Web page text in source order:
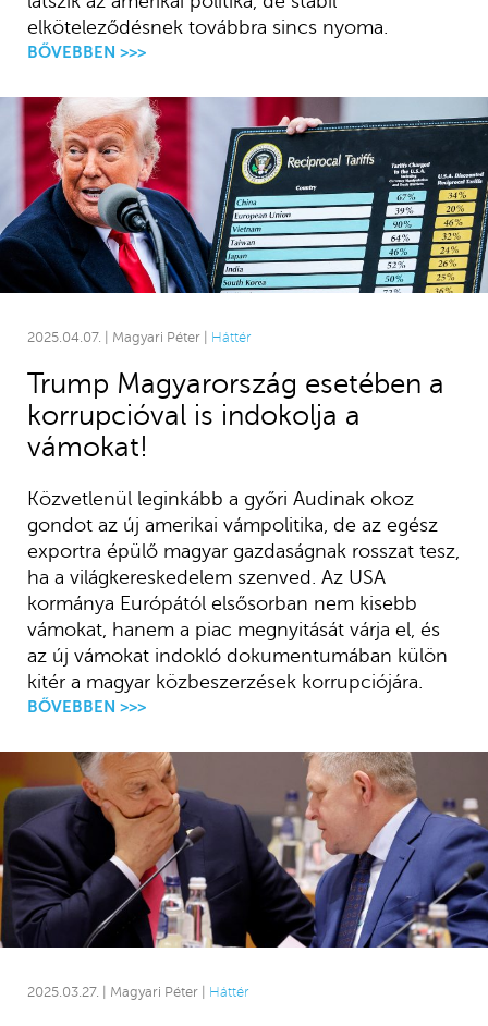
elköteleződésnek továbbra sincs nyoma.
BŐVEBBEN >>>
2025.04.07. | Magyari Péter | Háttér
Trump Magyarország esetében a
korrupcióval is indokolja a
vámokat!
Közvetlenül leginkább a győri Audinak okoz
gondot az új amerikai vámpolitika, de az egész
exportra épülő magyar gazdaságnak rosszat tesz,
ha a világkereskedelem szenved. Az USA
kormánya Európától elsősorban nem kisebb
vámokat, hanem a piac megnyitását várja el, és
az új vámokat indokló dokumentumában külön
kitér a magyar közbeszerzések korrupciójára.
BŐVEBBEN >>>
2025.03.27. | Magyari Péter | Háttér